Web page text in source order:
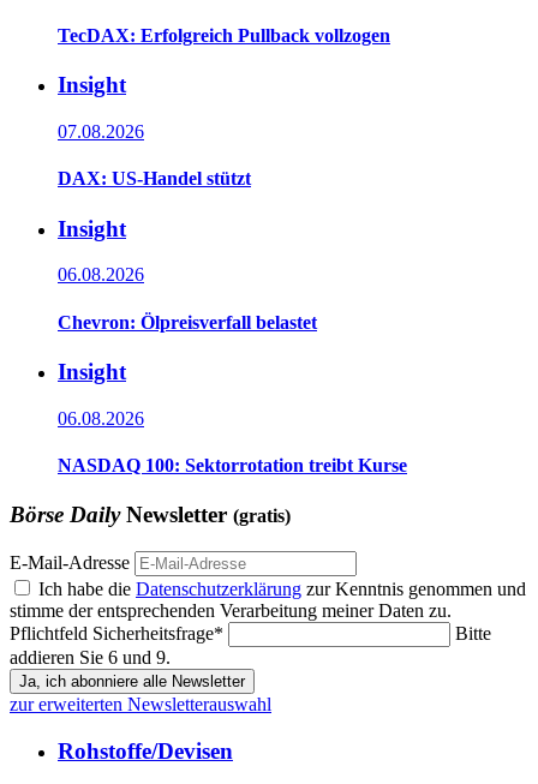
TecDAX: Erfolgreich Pullback vollzogen
Insight
07.08.2026
DAX: US-Handel stützt
Insight
06.08.2026
Chevron: Ölpreisverfall belastet
Insight
06.08.2026
NASDAQ 100: Sektorrotation treibt Kurse
Börse DailyNewsletter (gratis)
E-Mail-Adresse
Ich habe die Datenschutzerklärung zur Kenntnis genommen und
stimme der entsprechenden Verarbeitung meiner Daten zu.
Pflichtfeld Sicherheitsfrage*
Bitte
addieren Sie 6 und 9.
Ja, ich abonniere alle Newsletter
zur erweiterten Newsletterauswahl
Rohstoffe/Devisen